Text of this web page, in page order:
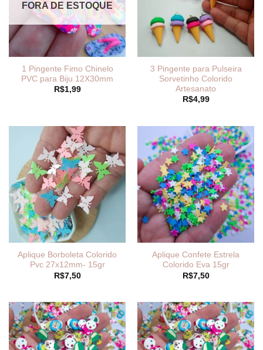
FORA DE ESTOQUE
1 Pingente Fimo Chinelo
PVC para Biju 12X30mm
R$1,99
3 Pingente para Pulseira
Sorvetinho Colorido
Artesanato
R$4,99
Aplique Borboleta Colorido
Pvc 27x12mm- 15gr
R$7,50
Aplique Confete Estrela
Colorido Eva 15gr
R$7,50